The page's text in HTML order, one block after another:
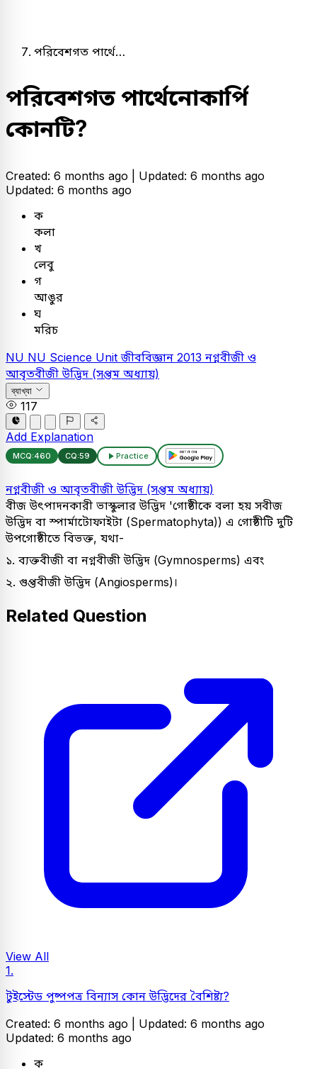
পরিবেশগত পার্থে…
পরিবেশগত পার্থেনোকার্পি
কোনটি?
Created: 6 months ago | Updated: 6 months ago
Updated: 6 months ago
ক
কলা
খ
লেবু
গ
আঙুর
ঘ
মরিচ
NU NU Science Unitজীববিজ্ঞান 2013 নগ্নবীজী ও
আবৃতবীজী উদ্ভিদ (সপ্তম অধ্যায়)
ব্যাখ্যা
117
Add Explanation
MCQ:460 CQ:59 Practice
নগ্নবীজী ও আবৃতবীজী উদ্ভিদ (সপ্তম অধ্যায়)
বীজ উৎপাদনকারী ভাস্কুলার উদ্ভিদ 'গোষ্ঠীকে বলা হয় সবীজ
উদ্ভিদ বা স্পার্মাটোফাইটা (Spermatophyta)) এ গোষ্ঠীটি দুটি
উপগোষ্ঠীতে বিভক্ত, যথা-
১. ব্যক্তবীজী বা নগ্নবীজী উদ্ভিদ (Gymnosperms) এবং
২. গুপ্তবীজী উদ্ভিদ (Angiosperms)।
Related Question
View All
1.
টুইস্টেড পুষ্পপত্র বিন্যাস কোন উদ্ভিদের বৈশিষ্ট্য?
Created: 6 months ago | Updated: 6 months ago
Updated: 6 months ago
ক